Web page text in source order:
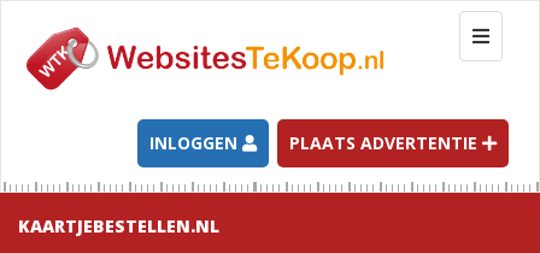
T
o
g
l
e
n
INLOGGEN PLAATS ADVERTENTIE
KAARTJEBESTELLEN.NL